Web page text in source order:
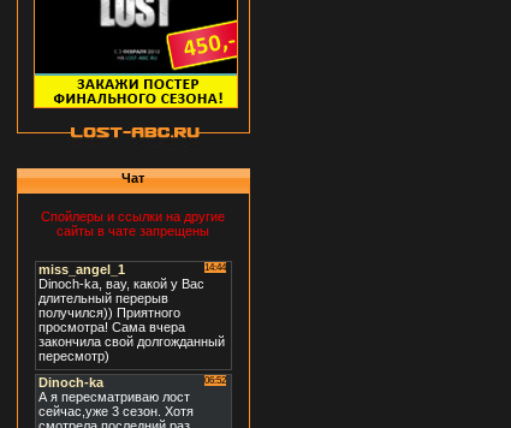
Чат
Спойлеры и ссылки на другие
сайты в чате запрещены